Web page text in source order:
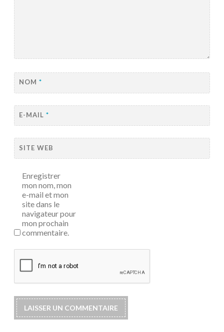
NOM *
E-MAIL *
SITE WEB
Enregistrer
mon nom, mon
e-mail et mon
site dans le
navigateur pour
mon prochain
commentaire.